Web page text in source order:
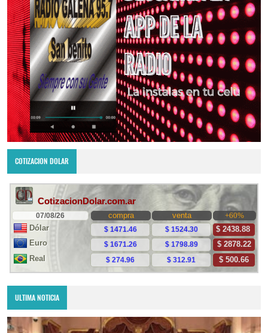
COTIZACION DOLAR
ULTIMA NOTICIA